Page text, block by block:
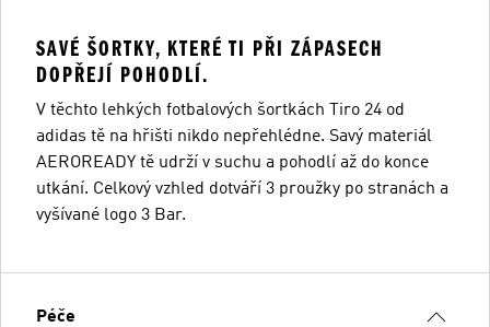
SAVÉ ŠORTKY, KTERÉ TI PŘI ZÁPASECH
DOPŘEJÍ POHODLÍ.
V těchto lehkých fotbalových šortkách Tiro 24 od
adidas tě na hřišti nikdo nepřehlédne. Savý materiál
AEROREADY tě udrží v suchu a pohodlí až do konce
utkání. Celkový vzhled dotváří 3 proužky po stranách a
vyšívané logo 3 Bar.
Péče